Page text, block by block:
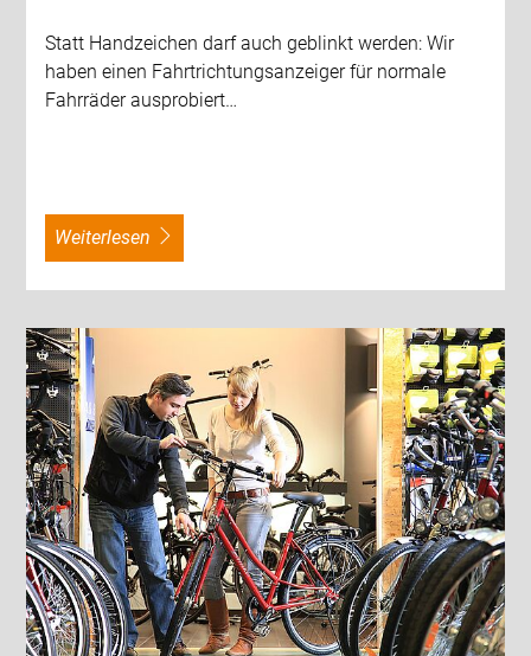
Statt Handzeichen darf auch geblinkt werden: Wir
haben einen Fahrtrichtungsanzeiger für normale
Fahrräder ausprobiert…
weiterlesen